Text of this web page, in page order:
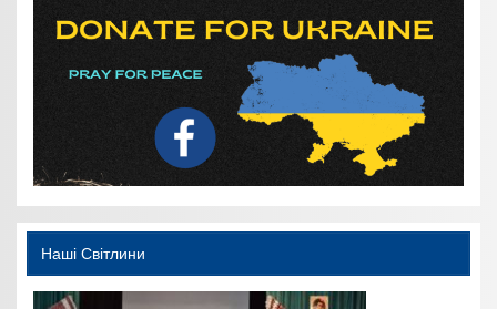
Наші Світлини